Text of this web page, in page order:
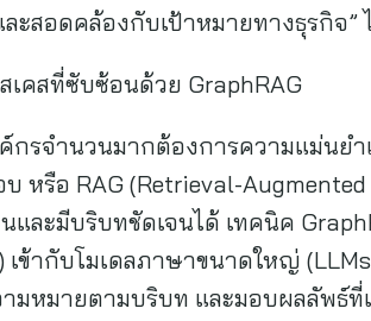
ะสอดคล้องกับเป้าหมายทางธุรกิจ”
เคสที่ซับซ้อนด้วย GraphRAG
กรจำนวนมากต้องการความแม่นย
บ หรือ RAG (Retrieval-
ละมีบริบทชัดเจนได้ เทคนิค
เข้ากับโมเดลภาษาขนาดใหญ่
ามหมายตามบริบท และมอบผลลัพธ์